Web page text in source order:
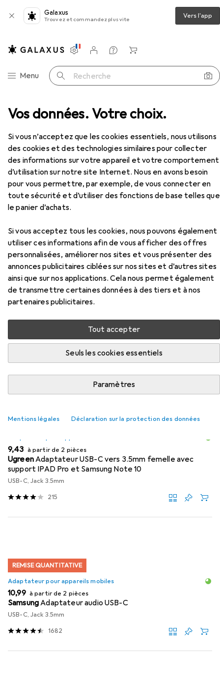
Vos données. Votre choix.
Si vous n’acceptez que les cookies essentiels, nous utilisons
des cookies et des technologies similaires pour collecter
des informations sur votre appareil et votre comportement
d’utilisation sur notre site Internet. Nous en avons besoin
pour vous permettre, par exemple, de vous connecter en
toute sécurité et d’utiliser des fonctions de base telles que
le panier d’achats.
Si vous acceptez tous les cookies, nous pouvons également
utiliser ces informations afin de vous afficher des offres
personnalisées, améliorer nos sites et vous présenter des
annonces publicitaires ciblées sur nos sites et d’autres sites
ainsi que sur nos applications. Cela nous permet également
de transmettre certaines données à des tiers et à nos
partenaires publicitaires.
Tout accepter
Seuls les cookies essentiels
Paramètres
Mentions légales Déclaration sur la protection des données
Galaxus
Trouvez et commandez plus vite Vers l'app
Navigation par catégorie
Menu Recherche
Paramètres
Compte client
Listes de comparaison
Listes d'envies
Panier
Casque + écouteur Écouteurs Koss KPH7
EUR
19,04
KossKPH7
Accessoires pour Koss KPH7
Ici, vous trouverez des accessoires compatibles avec le
produit Koss KPH7 de la catégorie Adaptateur pour
appareils mobiles.
Pertinence
REMISE QUANTITATIVE
EUR
9,43 à partir de 2 pièces
UgreenAdaptateur USB-C vers 3.5mm femelle avec
support IPAD Pro et Samsung Note 10
USB-C, Jack 3.5mm
215
REMISE QUANTITATIVE
Adaptateur pour appareils mobiles
EUR
10,99 à partir de 2 pièces
SamsungAdaptateur audio USB-C
USB-C, Jack 3.5mm
1682